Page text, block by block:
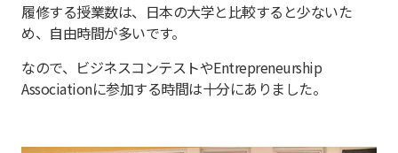
履修する授業数は、日本の大学と比較すると少ないた
め、自由時間が多いです。
なので、ビジネスコンテストやEntrepreneurship
Associationに参加する時間は十分にありました。